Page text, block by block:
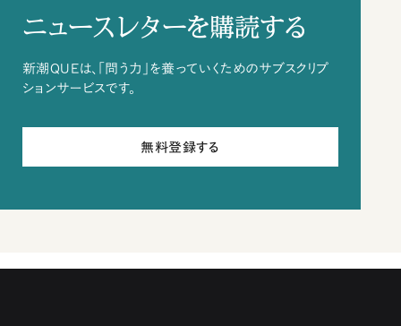
ニュースレターを購読する
新潮QUEは、「問う力」を養っていくためのサブスクリプ
ションサービスです。
無料登録する